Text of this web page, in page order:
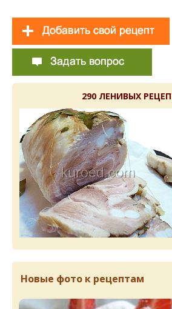
290 ЛЕНИВЫХ
Новые фото к рецептам